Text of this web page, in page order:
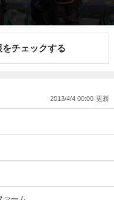
チェックする
2013/4/4 00:00